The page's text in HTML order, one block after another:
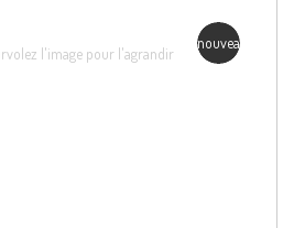
nouveau
l'image pour l'agrandir